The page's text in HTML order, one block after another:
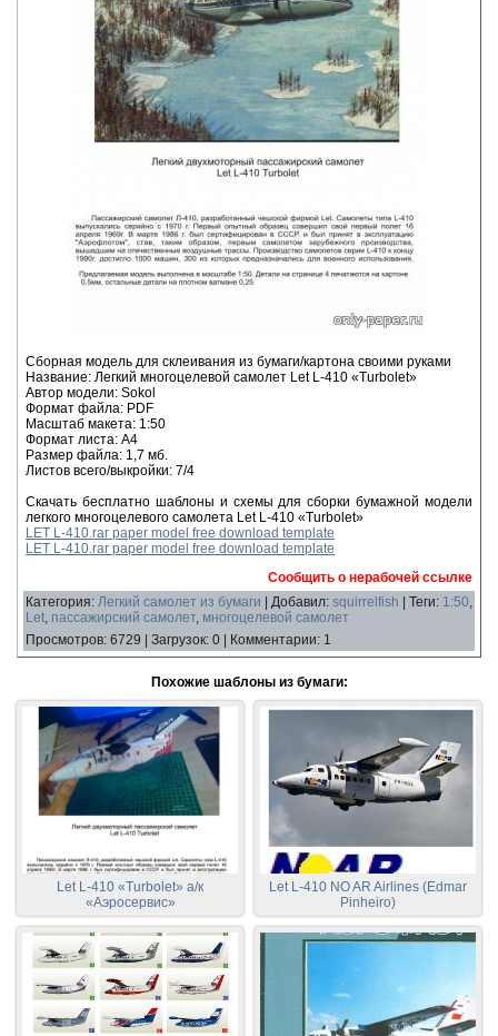
Сборная модель для склеивания из бумаги/картона своими руками
Название: Легкий многоцелевой самолет Let L-410 «Turbolet»
Автор модели: Sokol
Формат файла: PDF
Масштаб макета: 1:50
Формат листа: А4
Размер файла: 1,7 мб.
Листов всего/выкройки: 7/4
Скачать бесплатно шаблоны и схемы для сборки бумажной модели
легкого многоцелевого самолета Let L-410 «Turbolet»
LET L-410.rar paper model free download template
LET L-410.rar paper model free download template
Сообщить о нерабочей ссылке
Категория: Легкий самолет из бумаги Добавил: squirrelfish Теги: 1:50,
Let, пассажирский самолет, многоцелевой самолет
Просмотров: 6729 Загрузок: 0 Комментарии: 1
Похожие шаблоны из бумаги:
Let L-410 «Turbolet» а/к
«Аэросервис»
Let L-410 NO AR Airlines (Edmar
Pinheiro)